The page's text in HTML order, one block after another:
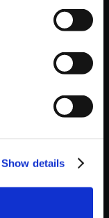
Show details
【PS5】鬼武者